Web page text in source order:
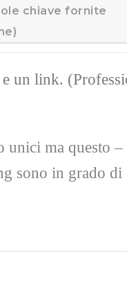
chiave fornite
un link.
ma questo
sono in grado